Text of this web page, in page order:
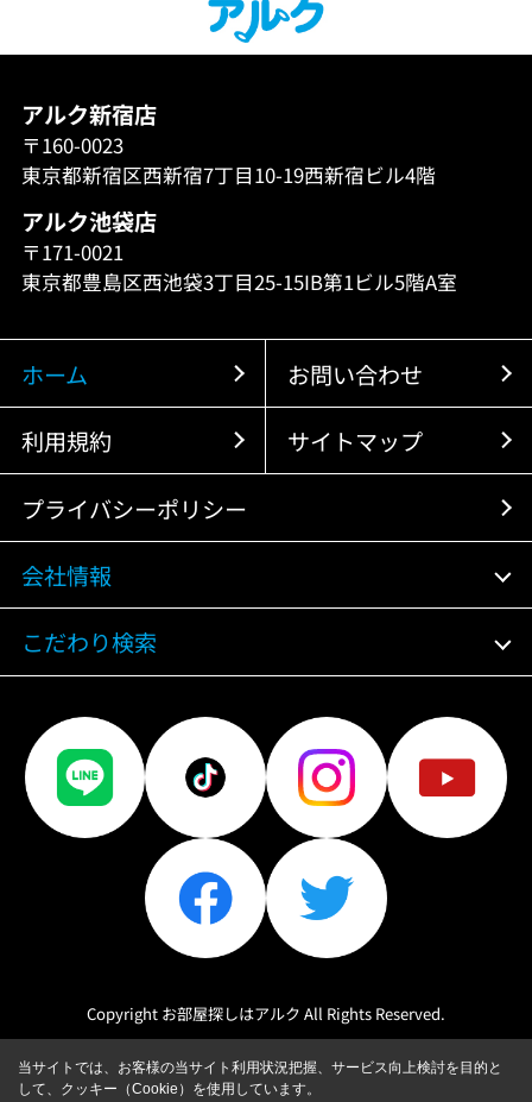
アルク新宿店
〒160-0023
東京都新宿区西新宿7丁目10-19西新宿ビル4階
アルク池袋店
〒171-0021
東京都豊島区西池袋3丁目25-15IB第1ビル5階A室
ホーム お問い合わせ
利用規約 サイトマップ
プライバシーポリシー
会社情報
こだわり検索
Copyright お部屋探しはアルク All Rights Reserved.
当サイトでは、お客様の当サイト利用状況把握、サービス向上検討を目的と
して、クッキー（Cookie）を使用しています。